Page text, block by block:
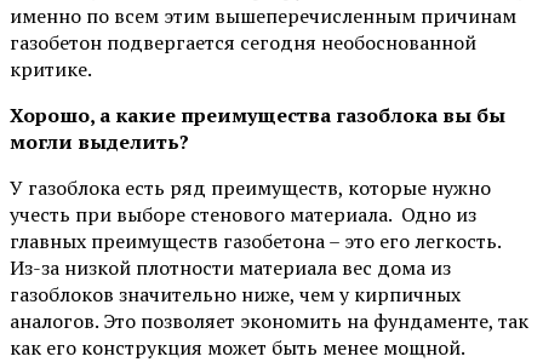
именно по всем этим вышеперечисленным причинам
газобетон подвергается сегодня необоснованной
критике.
Хорошо, а какие преимущества газоблока вы бы
могли выделить?
У газоблока есть ряд преимуществ, которые нужно
учесть при выборе стенового материала. Одно из
главных преимуществ газобетона – это его легкость.
Из-за низкой плотности материала вес дома из
газоблоков значительно ниже, чем у кирпичных
аналогов. Это позволяет экономить на фундаменте, так
как его конструкция может быть менее мощной.